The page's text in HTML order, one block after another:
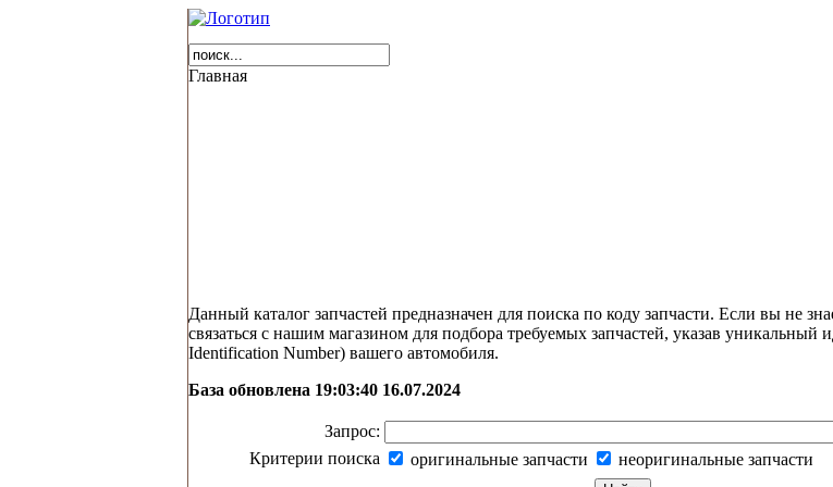
Главная
Данный каталог запчастей предназначен для поиска по коду запчасти. Если вы не
связаться с нашим магазином для подбора требуемых запчастей, указав уникальный
Identification Number) вашего автомобиля.
База обновлена 19:03:40 16.07.2024
Запрос:
Критерии поиска
оригинальные запчасти неоригинальные запчасти